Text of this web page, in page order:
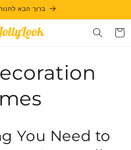
ברוך הבא
Cart
You Need to